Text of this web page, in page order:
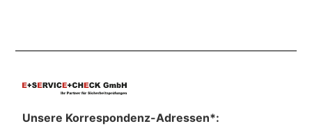
Unsere Korrespondenz-Adressen*: